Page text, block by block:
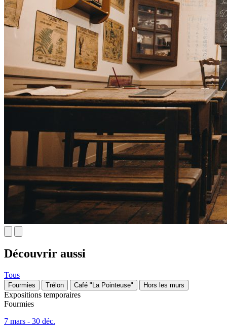
Découvrir aussi
Tous
Fourmies Trélon Café "La Pointeuse" Hors les murs
Expositions temporaires
Fourmies
7 mars - 30 déc.